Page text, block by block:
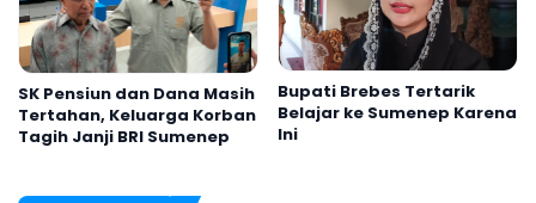
SK Pensiun dan Dana Masih
Tertahan, Keluarga Korban
Tagih Janji BRI Sumenep
Bupati Brebes Tertarik
Belajar ke Sumenep Karena
Ini